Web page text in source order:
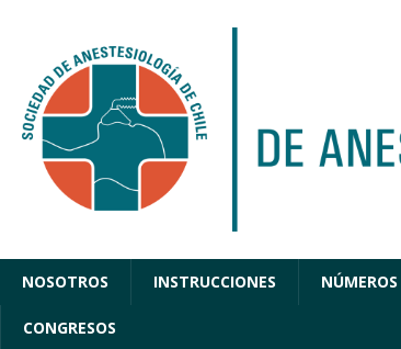
NOSOTROS INSTRUCCIONES
CONGRESOS